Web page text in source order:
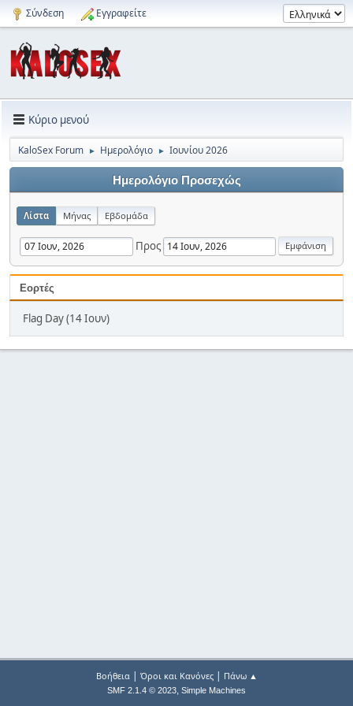
Σύνδεση Εγγραφείτε
Κύριο μενού
KaloSex Forum ► Ημερολόγιο ► Ιουνίου 2026
Ημερολόγιο Προσεχώς
Λίστα Μήνας Εβδομάδα
Προς
Εορτές
Flag Day (14 Ιουν)
Βοήθεια| Όροι και Κανόνες| Πάνω ▲
SMF 2.1.4 © 2023, Simple Machines